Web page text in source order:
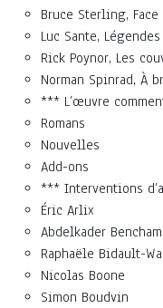
Bruce Sterling,
Luc Sante,
Rick Poynor, Les
Norman Spinrad, À
*** L’œuvre
Romans
Nouvelles
Add-ons
*** Interventions
Éric Arlix
Abdelkader
Raphaële Bidault-
Nicolas Boone
Simon Boudvin